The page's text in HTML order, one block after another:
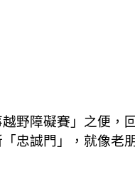
野障礙賽」之便，
忠誠門」，就像老